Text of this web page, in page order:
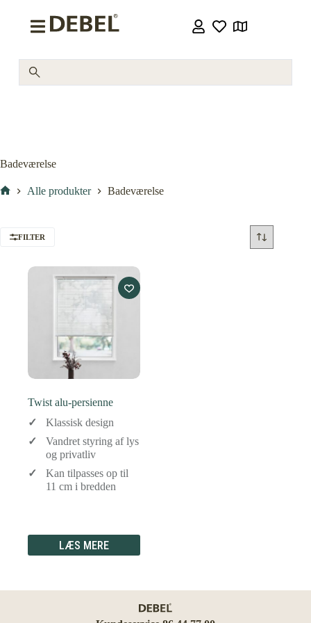
Badeværelse
Alle produkter Badeværelse
FILTER
Twist alu-persienne
Klassisk design
Vandret styring af lys
og privatliv
Kan tilpasses op til
11 cm i bredden
LÆS MERE